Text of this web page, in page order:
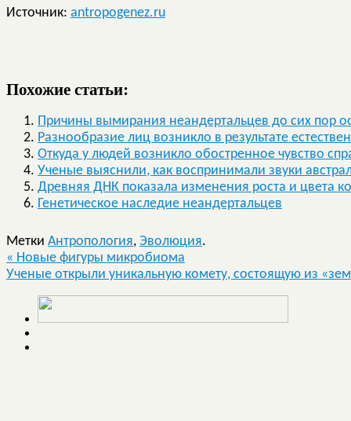
Источник: antropogenez.ru
Похожие статьи:
Причины вымирания неандертальцев до сих пор
Разнообразие лиц возникло в результате
Откуда у людей возникло обостренное чувство
Ученые выяснили, как воспринимали звуки
Древняя ДНК показала изменения роста и цвета
Генетическое наследие неандертальцев
Метки Антропология, Эволюция.
« Новые фигуры микробиома
Ученые открыли уникальную комету, состоящую из